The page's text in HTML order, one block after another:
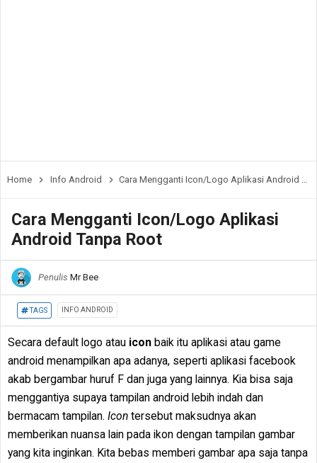
Home Info Android Cara Mengganti Icon/Logo Aplikasi Android Tanpa Root
Cara Mengganti Icon/Logo Aplikasi
Android Tanpa Root
Penulis Mr Bee
TAGS INFO ANDROID
Secara default logo atau icon baik itu aplikasi atau game
android menampilkan apa adanya, seperti aplikasi facebook
akab bergambar huruf F dan juga yang lainnya. Kia bisa saja
menggantiya supaya tampilan android lebih indah dan
bermacam tampilan. Icon tersebut maksudnya akan
memberikan nuansa lain pada ikon dengan tampilan gambar
yang kita inginkan. Kita bebas memberi gambar apa saja tanpa